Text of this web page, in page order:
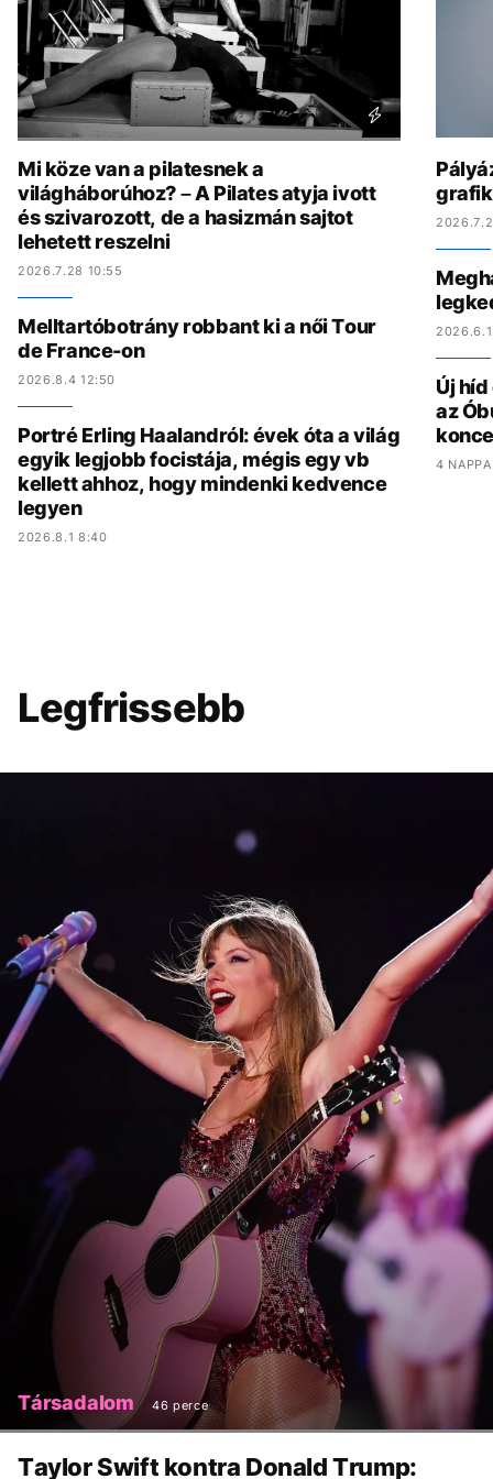
Mi köze van a pilatesnek a
világháborúhoz? – A Pilates atyja ivott
és szivarozott, de a hasizmán sajtot
lehetett reszelni
2026.7.28 10:55
Melltartóbotrány robbant ki a női Tour
de France-on
2026.8.4 12:50
Portré Erling Haalandról: évek óta a világ
egyik legjobb focistája, mégis egy vb
kellett ahhoz, hogy mindenki kedvence
legyen
2026.8.1 8:40
Új
az
4
Legfrissebb
Társadalom 46 perce
Taylor Swift kontra Donald Trump: